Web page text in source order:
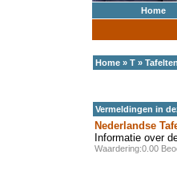
Home
Home » T »
Vermeldingen in
Nederlandse
Informatie over
Waardering:0.00